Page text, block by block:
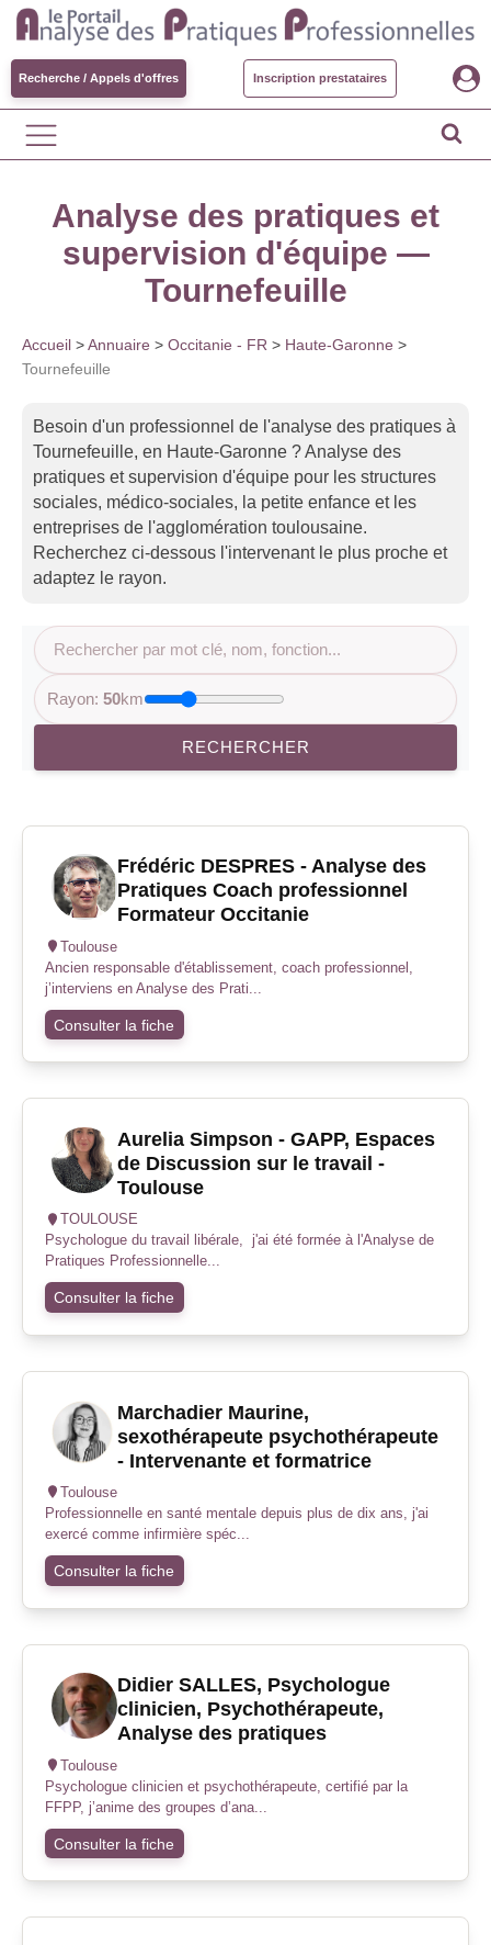
Recherche / Appels d'offres Inscription prestataires
Analyse des pratiques et
supervision d'équipe —
Tournefeuille
Accueil >Annuaire > Occitanie - FR > Haute-Garonne >
Tournefeuille
Besoin d'un professionnel de l'analyse des pratiques à
Tournefeuille, en Haute-Garonne ? Analyse des
pratiques et supervision d'équipe pour les structures
sociales, médico-sociales, la petite enfance et les
entreprises de l'agglomération toulousaine.
Recherchez ci-dessous l'intervenant le plus proche et
adaptez le rayon.
Rayon:50km
RECHERCHER
Frédéric DESPRES - Analyse des
Pratiques Coach professionnel
Formateur Occitanie
Toulouse
Ancien responsable d'établissement, coach professionnel,
j’interviens en Analyse des Prati...
Consulter la fiche
Aurelia Simpson - GAPP, Espaces
de Discussion sur le travail -
Toulouse
TOULOUSE
Psychologue du travail libérale, j'ai été formée à l'Analyse de
Pratiques Professionnelle...
Consulter la fiche
Marchadier Maurine,
sexothérapeute psychothérapeute
- Intervenante et formatrice
Toulouse
Professionnelle en santé mentale depuis plus de dix ans, j'ai
exercé comme infirmière spéc...
Consulter la fiche
Didier SALLES, Psychologue
clinicien, Psychothérapeute,
Analyse des pratiques
Toulouse
Psychologue clinicien et psychothérapeute, certifié par la
FFPP, j’anime des groupes d’ana...
Consulter la fiche